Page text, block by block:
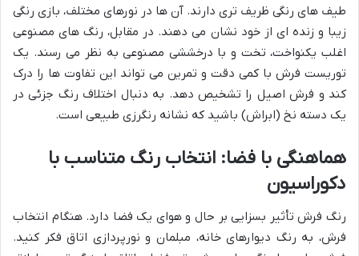
طیف های رنگی ظریف تری دارند. آن ها در نورهای مختلف، بازی رنگی
زیبا و زنده ای از خود نشان می دهند. در مقابل، رنگ های مصنوعی
اغلب یکنواخت، تخت و با درخششی مصنوعی به نظر می رسند. یک
توریست فرش با کمی دقت و تمرین می تواند این تفاوت ها را درک
کند و فرش اصیل را تشخیص دهد. به دنبال اختلاف رنگ جزئی در
یک دسته نخ (ابراش) باشید که نشانه رنگرزی طبیعی است.
هماهنگی با فضا: انتخاب رنگ متناسب با
دکوراسیون
رنگ فرش تأثیر بسزایی بر حال و هوای یک فضا دارد. هنگام انتخاب
فرش، به رنگ دیوارهای خانه، مبلمان و نورپردازی اتاق فکر کنید.